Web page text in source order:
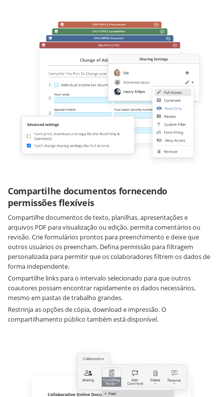
Compartilhe documentos fornecendo
permissões flexíveis
Compartilhe documentos de texto, planilhas, apresentações e
arquivos PDF para visualização ou edição, permita comentários ou
revisão. Crie formulários prontos para preenchimento e deixe que
outros usuários os preencham. Defina permissão para filtragem
personalizada para permitir que os colaboradores filtrem os dados de
forma independente.
Compartilhe links para o intervalo selecionado para que outros
coautores possam encontrar rapidamente os dados necessários,
mesmo em pastas de trabalho grandes.
Restrinja as opções de cópia, download e impressão. O
compartilhamento público também está disponível.